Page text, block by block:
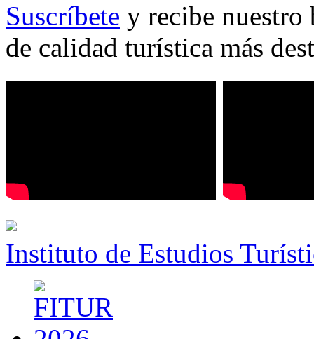
Suscríbete y recibe nuestro
de calidad turística más
Instituto de Estudios